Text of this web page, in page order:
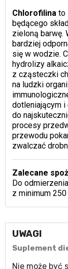
Chlorofilina to
będącego
zieloną barwę.
bardziej
się w wodzie.
hydrolizy
z cząsteczki
na ludzki
dotleniającym
do
procesy
przewodu
zwalczać
Zalecane
Do
z minimum
UWAGI
Suplement
Nie może być